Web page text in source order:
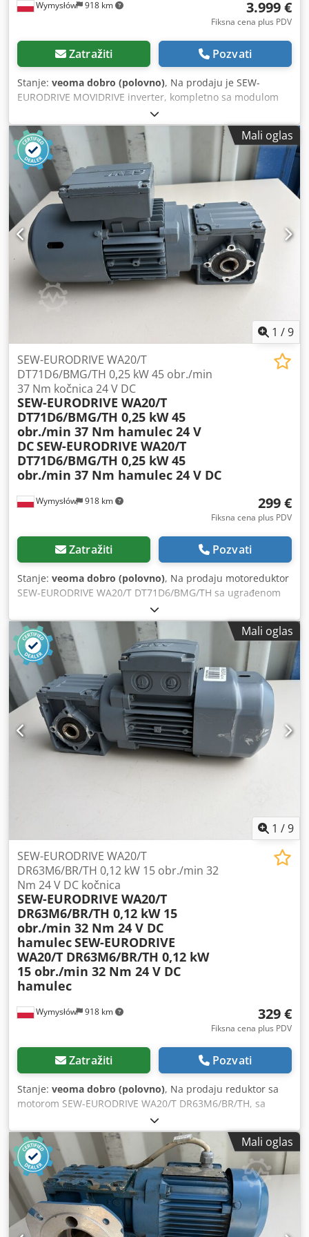
Wymysłów 918 km 3.999 €
Fiksna cena plus PDV
Zatražiti Pozvati
Stanje: veoma dobro (polovno), Na prodaju je SEW-
EURODRIVE MOVIDRIVE inverter, kompletno sa modulom
napajanja. Vizuelno stanje je u skladu sa fotografijama.
Tehnički podaci: Kontrolna jedinica: Proizvođač: SEW-
EURODRIVE Model: MDX61B0550-503-4-00 Tip kontrolera:
MDX61B-00 P/N: 08279691 P/N kontrolne jedinice:
08243492 SO#: 01.1304473308.0001.09 SO# kontrolne
jedinice: 0189307 Stepen zaštite: IP00 Zemlja porekla:
Nemačka (Proizvedeno u Nemačkoj) Modul napajanja:
Model: MDX60A0550-503-4-00 Sach. Nr.: 8226636 Br.:
0591425 Ulazno napajanje: 3×380–500 V AC ±10% 50–60 Hz
±5% 94,5 A AC (400 V) Radna temperatura: 0…40°C Stepen
zaštite: IP10 Izlaz: 3×0 V 0–180 Hz 105 A AC (400 V) 73,5 kVA
Lastart: M Ugrađeni komunikacioni moduli: DFP21B
DEH11B Dodatne oznake: Servisna nalepnica SEW Werk
Wien: Rep. Br.: 12424 Popravka: 12/2011 Završna kontrola:
Vizuelno u dobrom stanju. Kućište ima pukotinu (vidljivo
na fotografijama). Vidljivi su normalni znaci upotrebe, sitne
ogrebotine i abrazije. Prodaje se u stanju u kojem je
prikazano na fotografijama.
Mali oglas
1 /9
Wymysłów 918 km
SEW-EURODRIVE WA20/T
DT71D6/BMG/TH 0,25 kW 45 obr./min
37 Nm kočnica 24 V DC
SEW-EURODRIVE WA20/T
DT71D6/BMG/TH 0,25 kW 45
obr./min 37 Nm hamulec 24 V
DCSEW-EURODRIVE WA20/T
DT71D6/BMG/TH 0,25 kW 45
obr./min 37 Nm hamulec 24 V DC
299 €
Fiksna cena plus PDV
Zatražiti Pozvati
Stanje: veoma dobro (polovno), Na prodaju motoreduktor
SEW-EURODRIVE WA20/T DT71D6/BMG/TH sa ugrađenom
elektromagnetnom kočnicom od 24 V DC. Uređaj je
potpuno ispravan, testiran i spreman za rad. Tehničko
stanje je veoma dobro. Kućište ima uobičajene tragove
korišćenja u vidu sitnih ogrebotina i abrazija, koje ne utiču
na funkcionisanje uređaja. Tehnički podaci: Proizvođač:
SEW-EURODRIVE Model reduktora: WA20/T Tip motora:
DT71D6/BMG/TH Snaga: 0,25 kW Napajanje: 3×230/400 V
Δ/Y Frekvencija: 50 Hz Nominalna struja: 1,48 / 0,85 A
Brzina motora: 880 o/min Izlazna brzina: 45 o/min Obrtni
moment: 37 Nm Prenosni odnos: i = 19,50 Csdpfxjzn Npze
Al Aerf Stepen zaštite: IP54 Klasa izolacije: F Kočnica: 24 V
DC Kočioni moment: 5 Nm Masa: 11,66 kg
Mali oglas
1 /9
Wymysłów 918 km
SEW-EURODRIVE WA20/T
DR63M6/BR/TH 0,12 kW 15 obr./min 32
Nm 24 V DC kočnica
SEW-EURODRIVE WA20/T
DR63M6/BR/TH 0,12 kW 15
obr./min 32 Nm 24 V DC
hamulecSEW-EURODRIVE
WA20/T DR63M6/BR/TH 0,12 kW
15 obr./min 32 Nm 24 V DC
hamulec
329 €
Fiksna cena plus PDV
Zatražiti Pozvati
Stanje: veoma dobro (polovno), Na prodaju reduktor sa
motorom SEW-EURODRIVE WA20/T DR63M6/BR/TH, sa
trofaznim motorom i elektromagnetskom kočnicom 24 V
DC. Uređaj je u potpunosti ispravan, testiran i spreman za
upotrebu. Tehničko stanje je veoma dobro, vidljivi su
normalni tragovi korišćenja, kao i manja oštećenja kućišta.
Tehnički podaci: Proizvođač: SEW-EURODRIVE Model
reduktora: WA20/T Tip motora: DR63M6/BR/TH Snaga: 0,12
kW Napajanje: 3×230/400 V Δ/Y Frekvencija: 50 Hz Struja:
1,00 / 0,57 A Brzina motora: 900 o/min Izlazna brzina: 15
o/min Obrtni moment: 32 Nm Cedpfx Alszn Ngae Aerf
Mali oglas